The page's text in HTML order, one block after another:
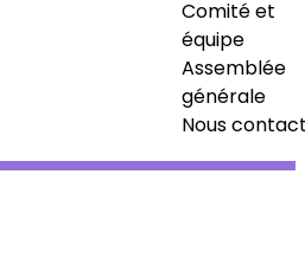
Comité et
équipe
Assemblée
générale
Nous